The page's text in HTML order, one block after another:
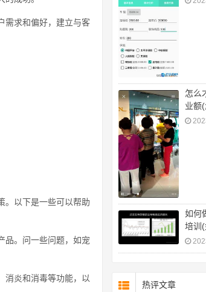
需求和偏好，建立与客
。以下是一些可以帮助
品。问一些问题，如宠
消炎和消毒等功能，以
怎么
业额
如何
培训
热评文章